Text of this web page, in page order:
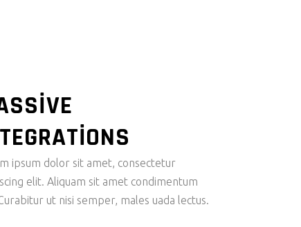
ipsum dolor sit amet, consectetur
elit. Aliquam sit amet condimentum
ut nisi semper, males uada lectus.